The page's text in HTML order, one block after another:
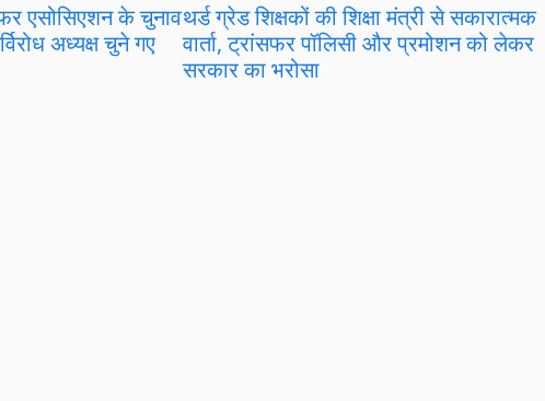
एसोसिएशन के चुनाव
अध्यक्ष चुने गए
थर्ड ग्रेड शिक्षकों की शिक्षा मंत्री से सकारात्मक
वार्ता, ट्रांसफर पॉलिसी और प्रमोशन को लेकर
सरकार का भरोसा